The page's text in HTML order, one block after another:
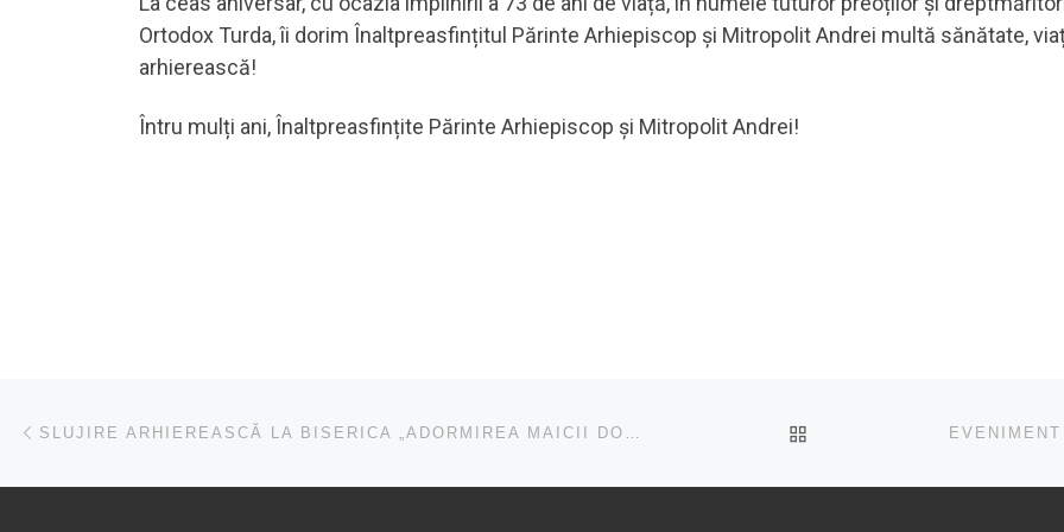
Ortodox Turda, îi dorim Înaltpreasfințitul Părinte Arhiepiscop și Mitropolit Andrei multă sănătate,
arhierească!
Întru mulți ani, Înaltpreasfințite Părinte Arhiepiscop și Mitropolit Andrei!
Navigare în articole ÎNAPOI LA LISTA CU